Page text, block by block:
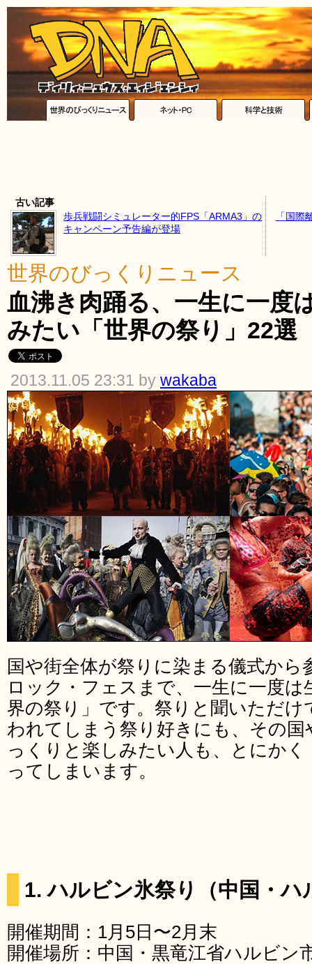
古い記事
歩兵戦闘シミュレーター的FPS「ARMA3」の
キャンペーン予告編が登場
「国際
世界のびっくりニュース
血沸き肉踊る、一生に一度
みたい「世界の祭り」22選
2013.11.05 23:31 by wakaba
国や街全体が祭りに染まる儀式から
ロック・フェスまで、一生に一度
界の祭り」です。祭りと聞いただけ
われてしまう祭り好きにも、その
っくりと楽しみたい人も、とにか
ってしまいます。
1. ハルビン氷祭り（中国・ハ
開催期間：1月5日〜2月末
開催場所：中国・黒竜江省ハルビン